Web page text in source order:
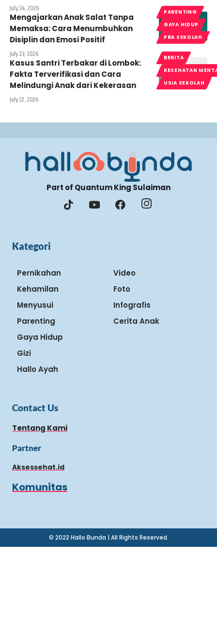
July 24, 2026
PARENTING
GAYA HIDUP
PRA SEKOLAH
Mengajarkan Anak Salat Tanpa
Memaksa: Cara Menumbuhkan
Disiplin dan Emosi Positif
July 23, 2026
BERITA
KESEHATAN
USIA SEKOLAH
Kasus Santri Terbakar di Lombok:
Fakta Terverifikasi dan Cara
Melindungi Anak dari Kekerasan
July 22, 2026
Part of Quantum King Sulaiman
Kategori
Pernikahan
Kehamilan
Menyusui
Parenting
Gaya Hidup
Gizi
Hallo Ayah
Video
Foto
Infografis
Cerita Anak
Contact Us
Tentang Kami
Partner
Aksessehat.id
Komunitas
© 2022 Hallo Bunda | All Rights Reserved.